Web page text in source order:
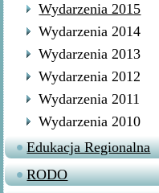
Wydarzenia 2015
Wydarzenia 2014
Wydarzenia 2013
Wydarzenia 2012
Wydarzenia 2011
Wydarzenia 2010
Edukacja Regionalna
RODO